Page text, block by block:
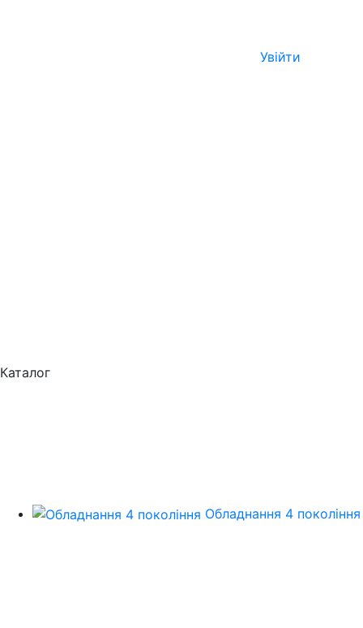
Увійти
Каталог
Обладнання 4 покоління